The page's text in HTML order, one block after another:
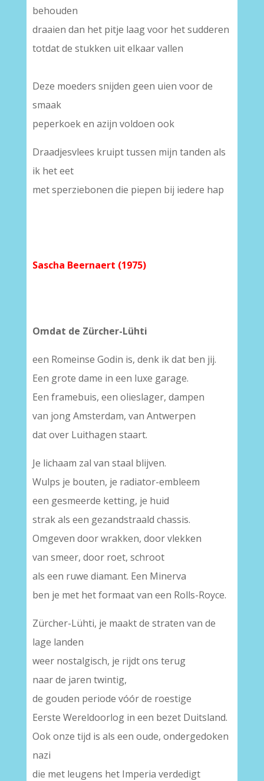
behouden
draaien dan het pitje laag voor het sudderen
totdat de stukken uit elkaar vallen
Deze moeders snijden geen uien voor de
smaak
peperkoek en azijn voldoen ook
Draadjesvlees kruipt tussen mijn tanden als
ik het eet
met sperziebonen die piepen bij iedere hap
Sascha Beernaert (1975)
Omdat de Zürcher-Lühti
een Romeinse Godin is, denk ik dat ben jij.
Een grote dame in een luxe garage.
Een framebuis, een olieslager, dampen
van jong Amsterdam, van Antwerpen
dat over Luithagen staart.
Je lichaam zal van staal blijven.
Wulps je bouten, je radiator-embleem
een gesmeerde ketting, je huid
strak als een gezandstraald chassis.
Omgeven door wrakken, door vlekken
van smeer, door roet, schroot
als een ruwe diamant. Een Minerva
ben je met het formaat van een Rolls-Royce.
Zürcher-Lühti, je maakt de straten van de
lage landen
weer nostalgisch, je rijdt ons terug
naar de jaren twintig,
de gouden periode vóór de roestige
Eerste Wereldoorlog in een bezet Duitsland.
Ook onze tijd is als een oude, ondergedoken
nazi
die met leugens het Imperia verdedigt